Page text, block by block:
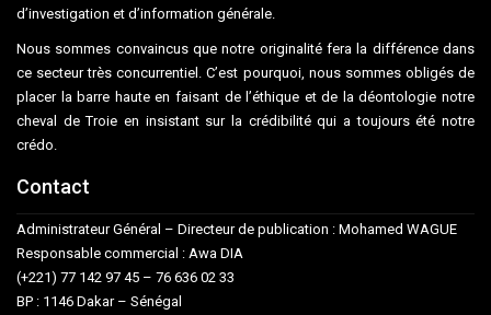
d’investigation et d’information générale.
Nous sommes convaincus que notre originalité fera la différence dans
ce secteur très concurrentiel. C’est pourquoi, nous sommes obligés de
placer la barre haute en faisant de l’éthique et de la déontologie notre
cheval de Troie en insistant sur la crédibilité qui a toujours été notre
crédo.
Contact
Administrateur Général – Directeur de publication : Mohamed WAGUE
Responsable commercial : Awa DIA
(+221) 77 142 97 45 – 76 636 02 33
BP : 1146 Dakar – Sénégal